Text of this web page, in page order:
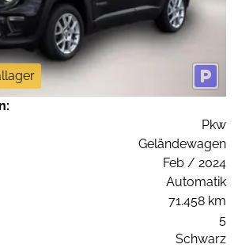
Pkw
Geländewagen
Feb / 2024
Automatik
71.458 km
5
Schwarz